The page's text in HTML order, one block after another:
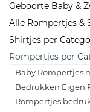
Geboorte Baby &
Alle Rompertjes &
Shirtjes per
Rompertjes per
Baby Rompertjes
Bedrukken Eigen
Rompertjes